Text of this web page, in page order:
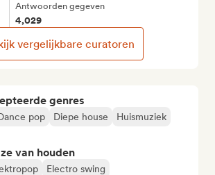
genres
pop Diepe house
Huismuziek
van houden
Electro swing
Antwoorden gegeven
4,029
vergelijkbare curatoren